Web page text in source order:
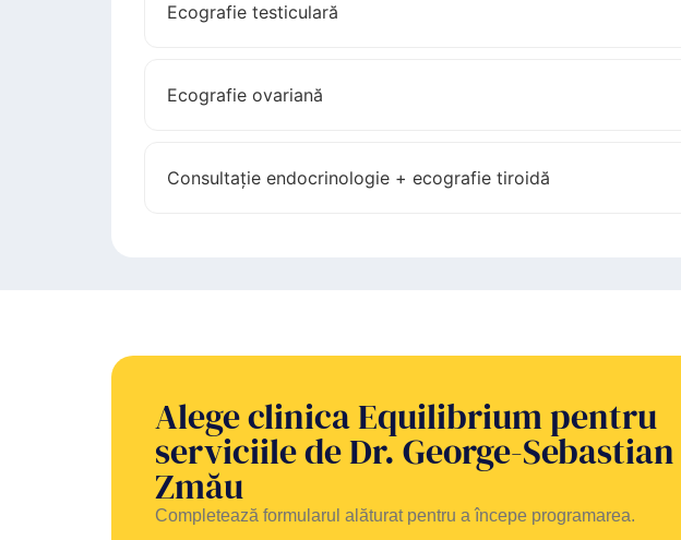
Ecografie testiculară
Ecografie ovariană
Consultație endocrinologie + ecografie tiroidă
Alege clinica Equilibrium pentru
serviciile de Dr. George-Sebastian
Zmău
Completează formularul alăturat pentru a începe programarea.